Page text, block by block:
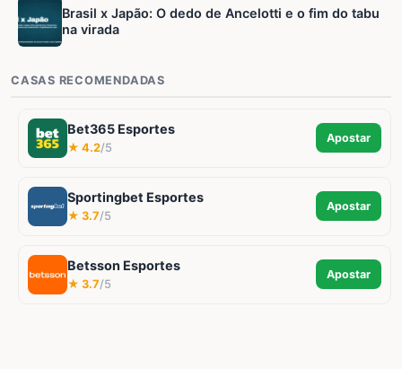
Brasil x Japão: O dedo de Ancelotti e o fim do tabu
na virada
CASAS RECOMENDADAS
Bet365 Esportes
★ 4.2/5
Apostar
Sportingbet Esportes
★ 3.7/5
Apostar
Betsson Esportes
★ 3.7/5
Apostar